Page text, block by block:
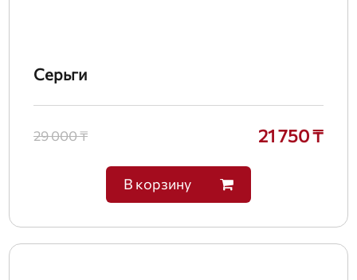
Серьги
29 000 ₸ 21 750 ₸
В корзину